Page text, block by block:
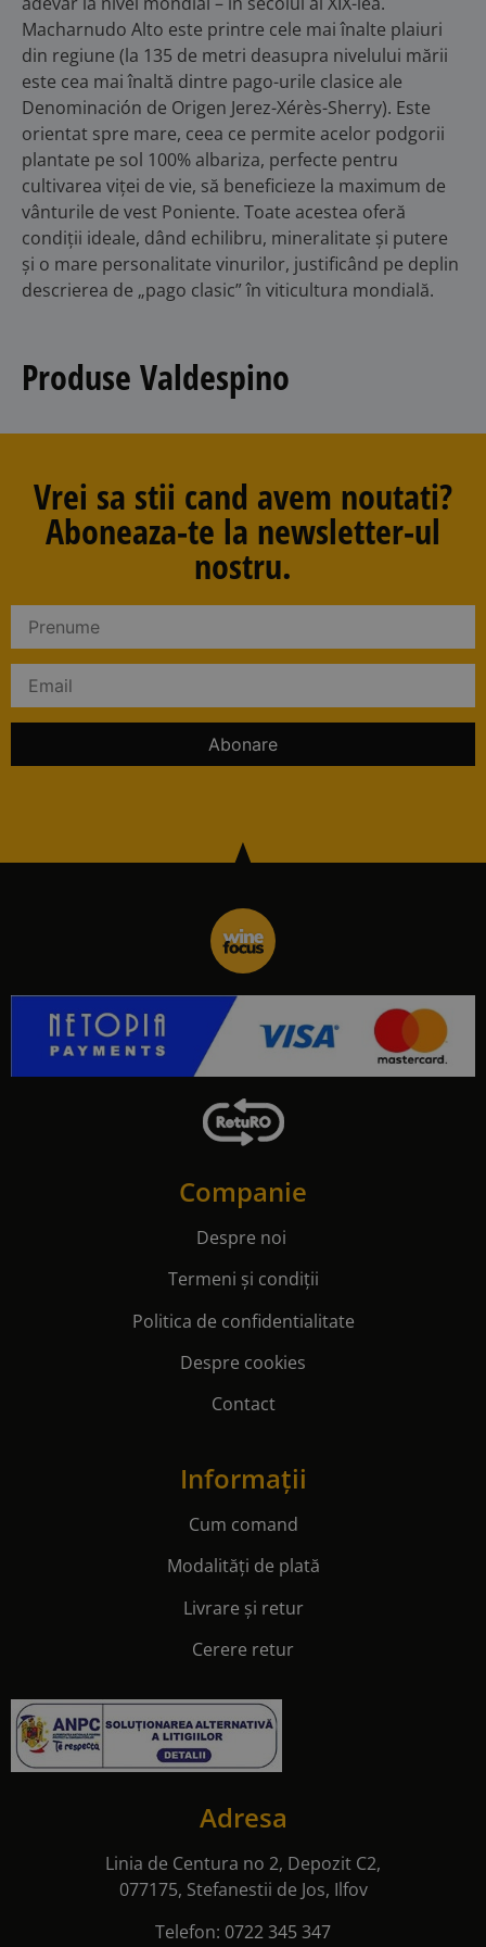
Macharnudo Alto este printre cele mai înalte plaiuri
din regiune (la 135 de metri deasupra nivelului mării
este cea mai înaltă dintre pago-urile clasice ale
Denominación de Origen Jerez-Xérès-Sherry). Este
orientat spre mare, ceea ce permite acelor podgorii
plantate pe sol 100% albariza, perfecte pentru
cultivarea viței de vie, să beneficieze la maximum de
vânturile de vest Poniente. Toate acestea oferă
condiții ideale, dând echilibru, mineralitate și putere
și o mare personalitate vinurilor, justificând pe deplin
descrierea de „pago clasic” în viticultura mondială.
Produse Valdespino
Vrei sa stii cand avem noutati?
Aboneaza-te la newsletter-ul
nostru.
Companie
Despre noi
Termeni și condiții
Politica de confidentialitate
Despre cookies
Contact
Informații
Cum comand
Modalități de plată
Livrare și retur
Cerere retur
Adresa
Linia de Centura no 2, Depozit C2,
077175, Stefanestii de Jos, Ilfov
Telefon: 0722 345 347